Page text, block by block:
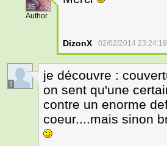
35
Author
DizonX 02/02/2014 23:24:19
1
je découvre :
on sent qu'une
contre un enorme
coeur....mais sinon